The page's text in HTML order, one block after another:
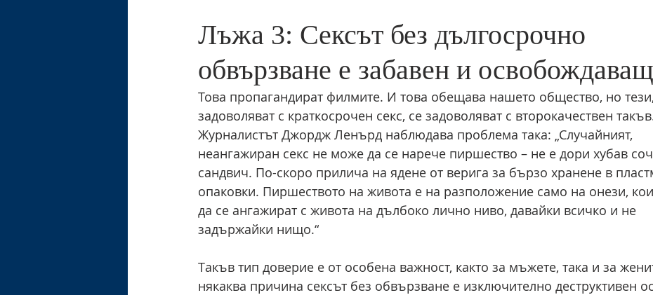
Лъжа 3: Сексът без дългосрочно
обвързване е забавен и
Това пропагандират филмите. И това обещава нашето общество, но
задоволяват с краткосрочен секс, се задоволяват с второкачествен
Журналистът Джордж Ленърд наблюдава проблема така: „Случайният,
неангажиран секс не може да се нарече пиршество – не е дори хубав
сандвич. По-скоро прилича на ядене от верига за бързо хранене в
опаковки. Пиршеството на живота е на разположение само на онези,
да се ангажират с живота на дълбоко лично ниво, давайки всичко и не
задържайки нищо.“
Такъв тип доверие е от особена важност, както за мъжете, така и за
някаква причина сексът без обвързване е изключително деструктивен